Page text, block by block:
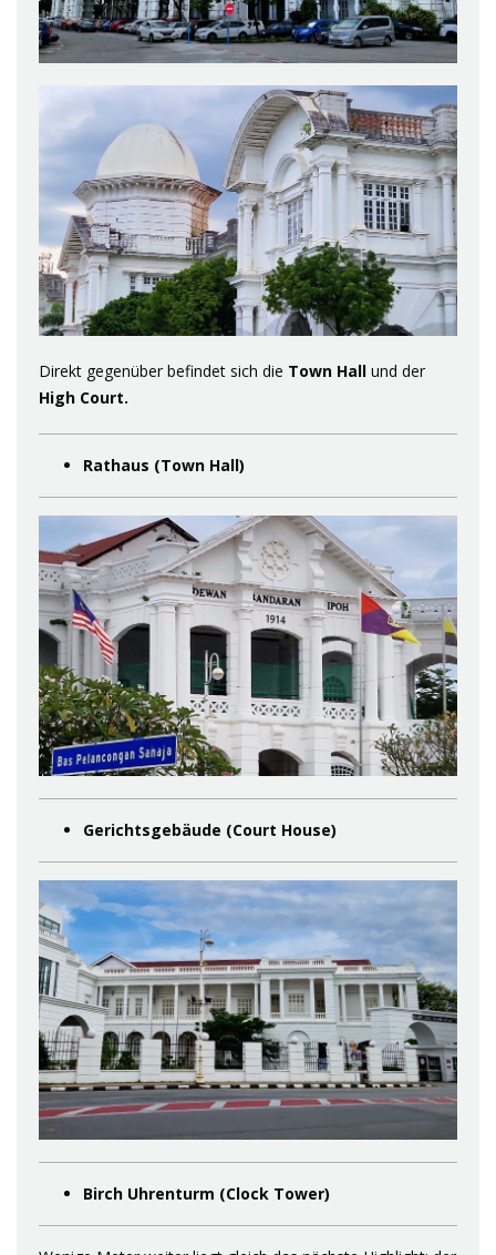
Direkt gegenüber befindet sich die Town Hall und der
High Court.
Rathaus (Town Hall)
Gerichtsgebäude (Court House)
Birch Uhrenturm (Clock Tower)